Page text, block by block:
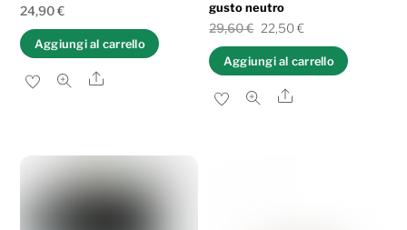
24,90€
Aggiungi al carrello
Share
gusto neutro
29,60€ Il
originale
era:
22,50€Il
prezzo
attuale
Aggiungi al carrello
Share